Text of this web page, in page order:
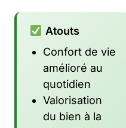
Atouts
Confort de vie
amélioré au
quotidien
Valorisation
du bien à la